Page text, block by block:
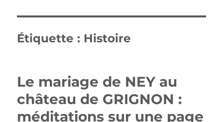
Étiquette : Histoire
Le mariage de NEY au
château de GRIGNON :
méditations sur une page